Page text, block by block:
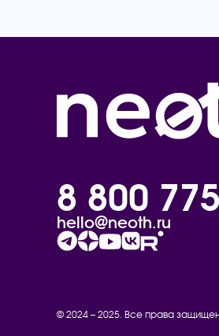
8 800
hello@neoth.ru
© 2024 – 2025. Все права